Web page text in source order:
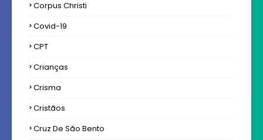
Corpus Christi
Covid-19
CPT
Crianças
Crisma
Cristãos
Cruz De São Bento